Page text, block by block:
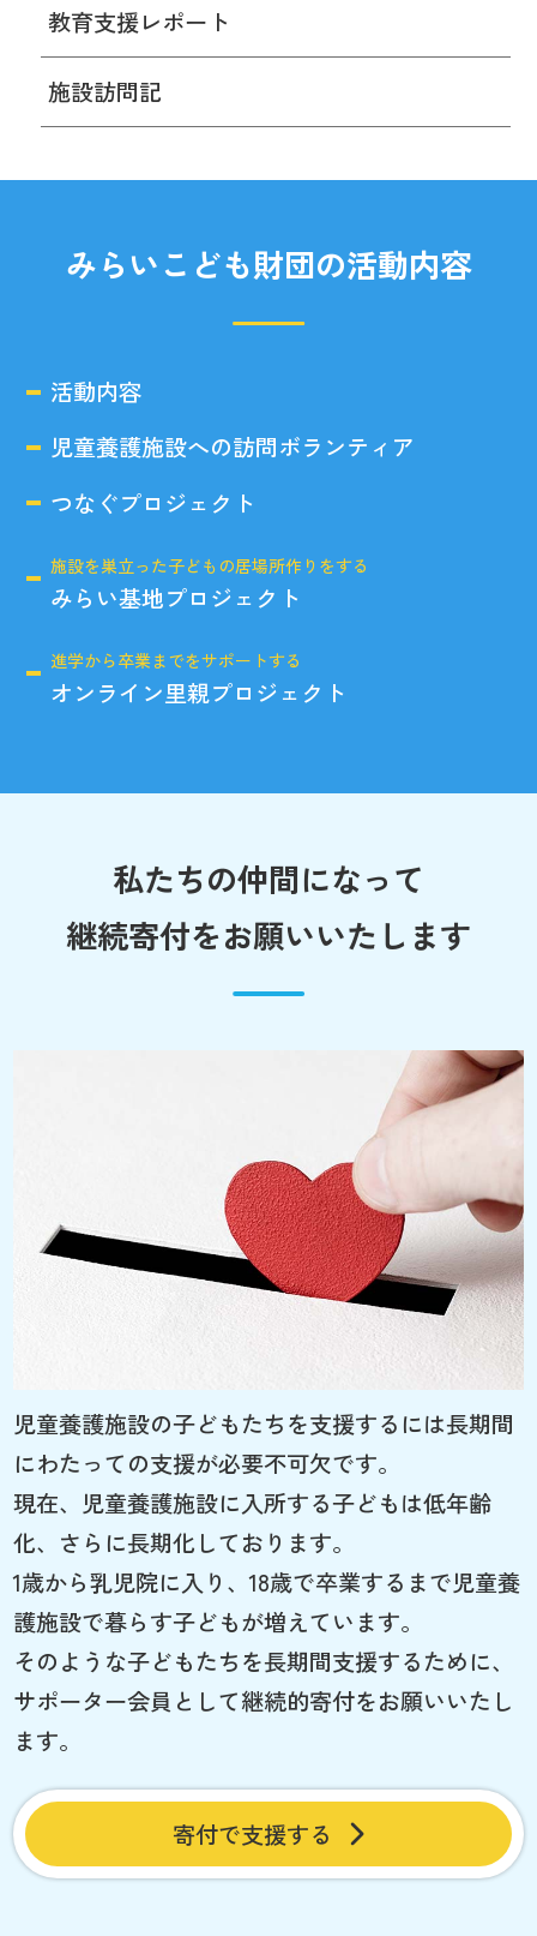
教育支援レポート
施設訪問記
みらいこども財団の活動内容
活動内容
児童養護施設への訪問ボランティア
つなぐプロジェクト
施設を巣立った子どもの居場所作りをする
みらい基地プロジェクト
進学から卒業までをサポートする
オンライン里親プロジェクト
私たちの仲間になって
継続寄付をお願いいたします
児童養護施設の子どもたちを支援するには長期間
にわたっての支援が必要不可欠です。
現在、児童養護施設に入所する子どもは低年齢
化、さらに長期化しております。
1歳から乳児院に入り、18歳で卒業するまで児童養
護施設で暮らす子どもが増えています。
そのような子どもたちを長期間支援するために、
サポーター会員として継続的寄付をお願いいたし
ます。
寄付で支援する